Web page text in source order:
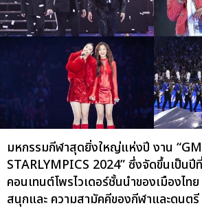
มหกรรมกีฬาสุดยิ่งใหญ่แห่งปี งาน
STARLYMPICS 2024” ซึ่งจัดขึ้นเป็น
คอนเทนต์โพรไวเดอร์ชั้นนำของเมืองไท
สนุกและ ความสามัคคีของกีฬาและดนตรี